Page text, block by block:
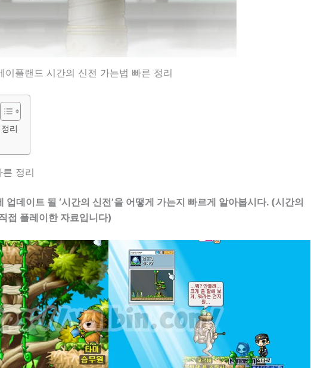
이플랜드 시간의 신전 가는법 빠른 정리
리
정리
데이트 될 ‘시간의 신전’을 어떻게 가는지 빠르게 알아봅시다. (시간의
접 플레이한 자료입니다)